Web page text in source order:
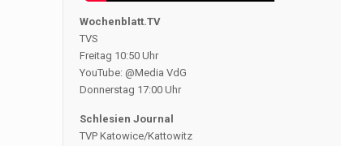
Wochenblatt.TV
TVS
Freitag 10:50 Uhr
YouTube: @Media VdG
Donnerstag 17:00 Uhr
Schlesien Journal
TVP Katowice/Kattowitz